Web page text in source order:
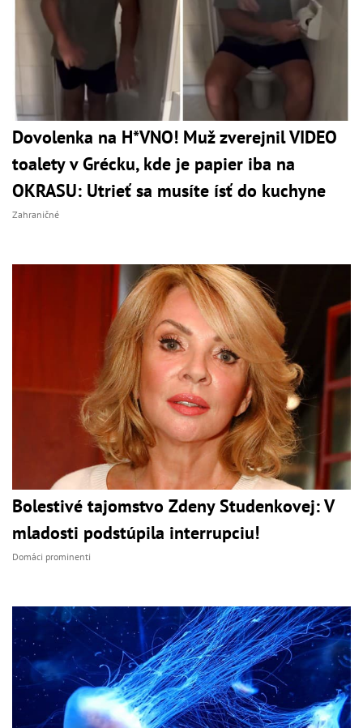
Dovolenka na H*VNO! Muž zverejnil VIDEO
toalety v Grécku, kde je papier iba na
OKRASU: Utrieť sa musíte ísť do kuchyne
Zahraničné
Bolestivé tajomstvo Zdeny Studenkovej: V
mladosti podstúpila interrupciu!
Domáci prominenti